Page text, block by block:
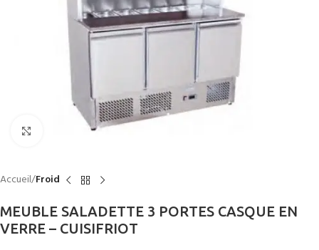
Click to enlarge
Accueil Froid
MEUBLE SALADETTE 3 PORTES CASQUE EN
VERRE – CUISIFRIOT